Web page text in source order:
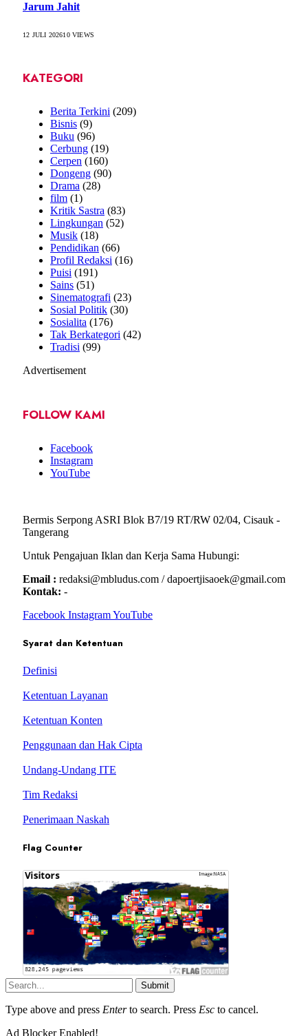
Jarum Jahit
12 JULI 202610VIEWS
KATEGORI
Berita Terkini (209)
Bisnis (9)
Buku (96)
Cerbung (19)
Cerpen (160)
Dongeng (90)
Drama (28)
film (1)
Kritik Sastra (83)
Lingkungan (52)
Musik (18)
Pendidikan (66)
Profil Redaksi (16)
Puisi (191)
Sains (51)
Sinematografi (23)
Sosial Politik (30)
Sosialita (176)
Tak Berkategori (42)
Tradisi (99)
Advertisement
FOLLOW KAMI
Facebook
Instagram
YouTube
Bermis Serpong ASRI Blok B7/19 RT/RW 02/04, Cisauk -
Tangerang
Untuk Pengajuan Iklan dan Kerja Sama Hubungi:
Email : redaksi@mbludus.com / dapoertjisaoek@gmail.com
Kontak: -
Facebook InstagramYouTube
Syarat dan Ketentuan
Definisi
Ketentuan Layanan
Ketentuan Konten
Penggunaan dan Hak Cipta
Undang-Undang ITE
Tim Redaksi
Penerimaan Naskah
Flag Counter
Submit
Type above and press Enterto search. Press Esc to cancel.
Ad Blocker Enabled!